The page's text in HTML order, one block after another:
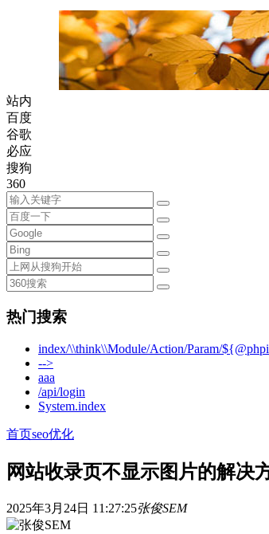
站内
百度
谷歌
必应
搜狗
360
热门搜索
index/\\think\\Module/Action/Param/
-->
aaa
/api/login
System.index
首页seo优化
网站收录页不显示图片的解决
2025年3月24日 11:27:25张俊SEM